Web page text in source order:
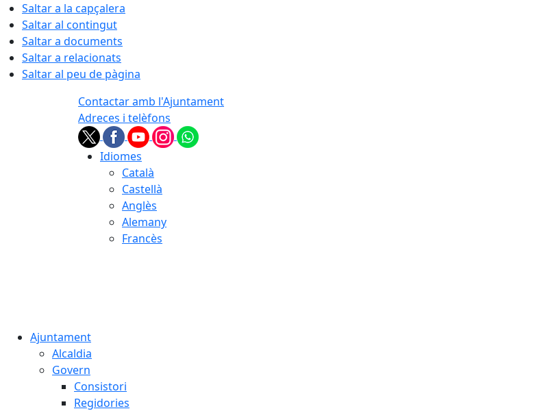
Saltar a la capçalera
Saltar al contingut
Saltar a documents
Saltar a relacionats
Saltar al peu de pàgina
Contactar amb l'Ajuntament
Adreces i telèfons
Idiomes
Català
Castellà
Anglès
Alemany
Francès
Ajuntament
Alcaldia
Govern
Consistori
Regidories